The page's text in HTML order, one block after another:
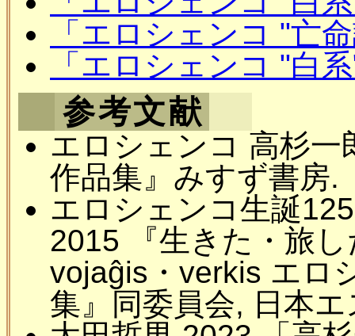
「エロシェンコ "亡
「エロシェンコ "白
参考文献
エロシェンコ 高杉
作品集』みすず書房.
エロシェンコ生誕
2015 『生きた・旅
vojaĝis・verkis エロ
集』同委員会, 日本